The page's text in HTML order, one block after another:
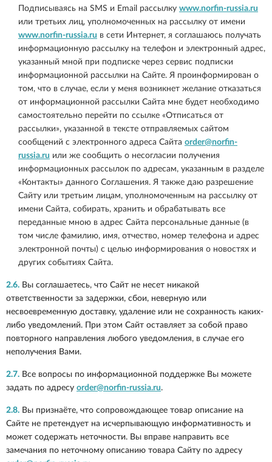
Подписываясь на SMS и Email рассылку www.norfin-russia.ru
или третьих лиц, уполномоченных на рассылку от имени
www.norfin-russia.ru в сети Интернет, я соглашаюсь получать
информационную рассылку на телефон и электронный адрес,
указанный мной при подписке через сервис подписки
информационной рассылки на Сайте. Я проинформирован о
том, что в случае, если у меня возникнет желание отказаться
от информационной рассылки Сайта мне будет необходимо
самостоятельно перейти по ссылке «Отписаться от
рассылки», указанной в тексте отправляемых сайтом
сообщений с электронного адреса Сайта order@norfin-
russia.ru или же сообщить о несогласии получения
информационных рассылок по адресам, указанным в разделе
«Контакты» данного Соглашения. Я также даю разрешение
Сайту или третьим лицам, уполномоченным на рассылку от
имени Сайта, собирать, хранить и обрабатывать все
переданные мною в адрес Сайта персональные данные (в
том числе фамилию, имя, отчество, номер телефона и адрес
электронной почты) с целью информирования о новостях и
других событиях Сайта.
2.6. Вы соглашаетесь, что Сайт не несет никакой
ответственности за задержки, сбои, неверную или
несвоевременную доставку, удаление или не сохранность каких-
либо уведомлений. При этом Сайт оставляет за собой право
повторного направления любого уведомления, в случае его
неполучения Вами.
2.7. Все вопросы по информационной поддержке Вы можете
задать по адресу order@norfin-russia.ru.
2.8. Вы признаёте, что сопровождающее товар описание на
Сайте не претендует на исчерпывающую информативность и
может содержать неточности. Вы вправе направить все
замечания по неточному описанию товара Сайту по адресу